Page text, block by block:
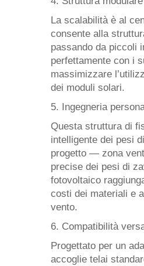
La scalabilità è al
consente alla
passando da piccoli
perfettamente con i
massimizzare
dei moduli solari.
5. Ingegneria
Questa struttura di
intelligente dei pesi
progetto — zona
precise dei pesi di
fotovoltaico
costi dei materiali e
vento.
6. Compatibilità
Progettato per un
accoglie telai